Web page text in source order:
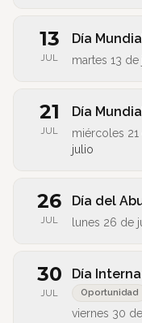
13
JUL
Día
martes 13 de
21
JUL
Día
miércoles
julio
26
JUL
Día del
lunes 26 de
30
JUL
Día
Oportunidad
viernes 30